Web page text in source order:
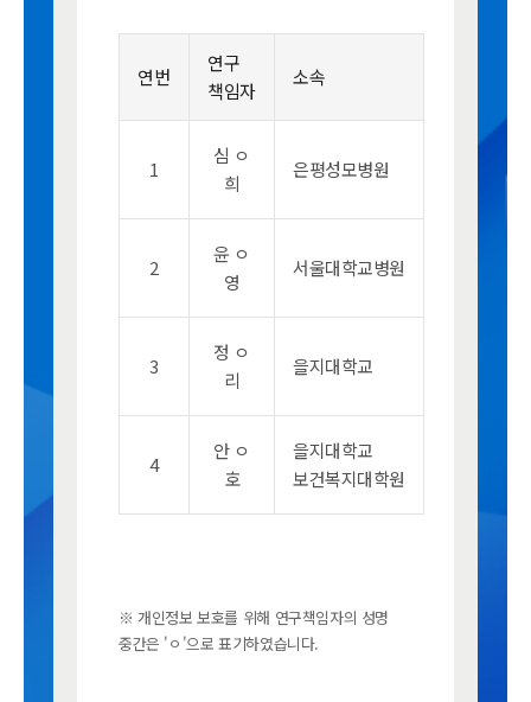
연번
연구
책임자
소속
1
심 ㅇ
희
은평성모병원
2
윤 ㅇ
영
서울대학교병원
3
정 ㅇ
리
을지대학교
4
안 ㅇ
호
을지대학교
보건복지대학원
※ 개인정보 보호를 위해 연구책임자의 성명
중간은 'ㅇ'으로 표기하였습니다.